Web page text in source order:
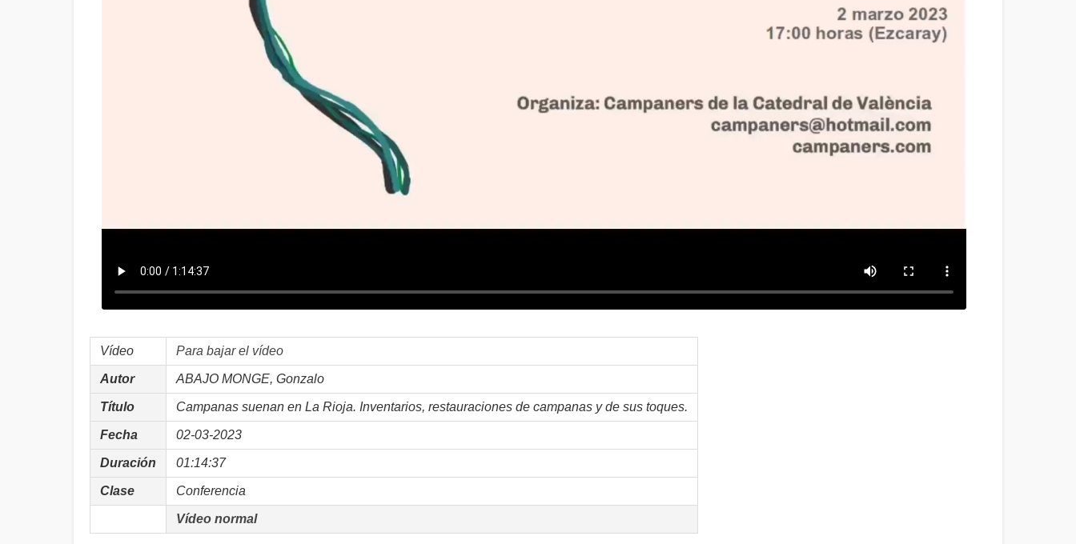
Vídeo Para bajar el vídeo
Autor ABAJO MONGE, Gonzalo
Título Campanas suenan en La Rioja. Inventarios, restauraciones de campanas y de sus toques.
Fecha 02-03-2023
Duración 01:14:37
Clase Conferencia
Vídeo normal